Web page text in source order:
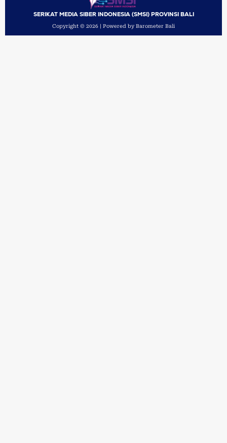
SERIKAT MEDIA SIBER INDONESIA (SMSI) PROVINSI BALI
Copyright © 2026 | Powered by Barometer Bali